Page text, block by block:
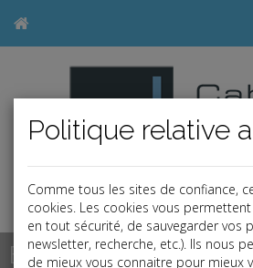
Base documentaire
Comme tous les sites de confiance,
cookies. Les cookies vous
en tout sécurité, de sauvegarder vos
newsletter, recherche, etc.). Ils nous
de mieux vous connaitre pour mieux